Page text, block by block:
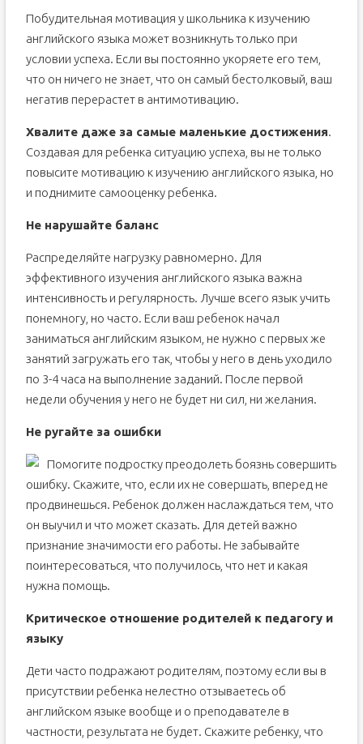
Побудительная мотивация у школьника к изучению
английского языка может возникнуть только при
условии успеха. Если вы постоянно укоряете его тем,
что он ничего не знает, что он самый бестолковый, ваш
негатив перерастет в антимотивацию.
Хвалите даже за самые маленькие достижения.
Создавая для ребенка ситуацию успеха, вы не только
повысите мотивацию к изучению английского языка, но
и поднимите самооценку ребенка.
Не нарушайте баланс
Распределяйте нагрузку равномерно. Для
эффективного изучения английского языка важна
интенсивность и регулярность. Лучше всего язык учить
понемногу, но часто. Если ваш ребенок начал
заниматься английским языком, не нужно с первых же
занятий загружать его так, чтобы у него в день уходило
по 3-4 часа на выполнение заданий. После первой
недели обучения у него не будет ни сил, ни желания.
Не ругайте за ошибки
Помогите подростку преодолеть боязнь совершить
ошибку. Скажите, что, если их не совершать, вперед не
продвинешься. Ребенок должен наслаждаться тем, что
он выучил и что может сказать. Для детей важно
признание значимости его работы. Не забывайте
поинтересоваться, что получилось, что нет и какая
нужна помощь.
Критическое отношение родителей к педагогу и
языку
Дети часто подражают родителям, поэтому если вы в
присутствии ребенка нелестно отзываетесь об
английском языке вообще и о преподавателе в
частности, результата не будет. Скажите ребенку, что